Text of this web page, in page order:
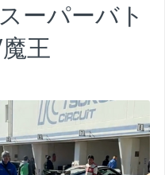
ーパーバト
王